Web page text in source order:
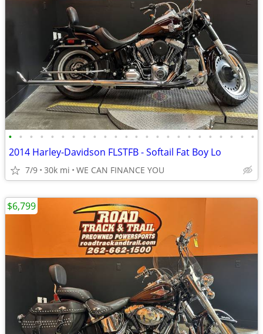
• • • • • • • • • • • • • • • • • • • • • • • •
2014 Harley-Davidson FLSTFB - Softail Fat Boy Lo
7/9 30k mi WE CAN FINANCE YOU
$6,799